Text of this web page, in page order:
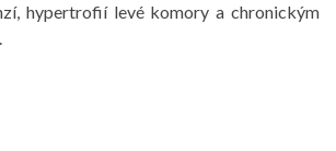
hypertrofií levé komory a chronickým